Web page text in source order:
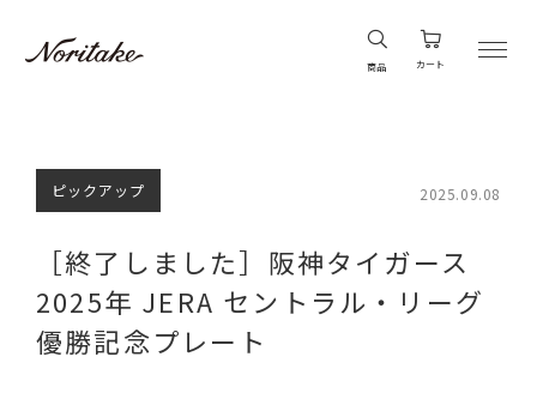
商品 カート
ピックアップ 2025.09.08
［終了しました］阪神タイガース
2025年 JERA セントラル・リーグ
優勝記念プレート